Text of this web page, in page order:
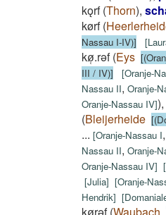
kǫrf(Thorn),
kørf(
Nassau I-IV)]
[
kø̜.rǝf(Eys
III / IV)]
[Oranje-
Nassau II, Oranje-
Oranje-Nassau IV]),
(Bleijerheide
... [Oranje-Nassau I,
Nassau II, Oranje-
Oranje-Nassau IV] [
[Julia] [Oranje-
Hendrik] [